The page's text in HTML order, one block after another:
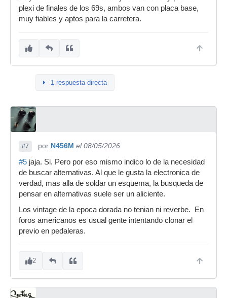
plexi de finales de los 69s, ambos van con placa base,
muy fiables y aptos para la carretera.
1 respuesta directa
#7 por N456M el 08/05/2026
#5 jaja. Si. Pero por eso mismo indico lo de la necesidad
de buscar alternativas. Al que le gusta la electronica de
verdad, mas alla de soldar un esquema, la busqueda de
pensar en alternativas suele ser un aliciente.
Los vintage de la epoca dorada no tenian ni reverbe. En
foros americanos es usual gente intentando clonar el
previo en pedaleras.
2